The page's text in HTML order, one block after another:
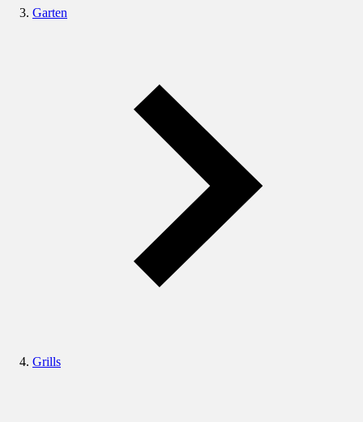
Garten
Grills